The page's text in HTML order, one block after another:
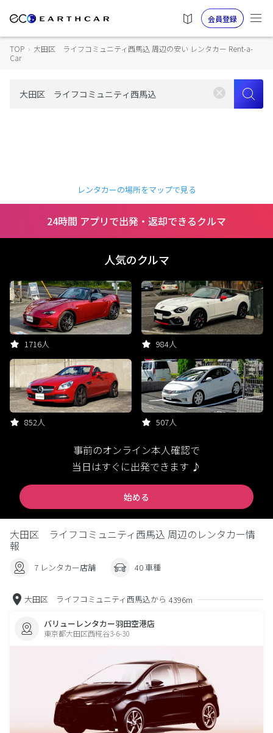
会員登録
TOP › 大田区 ライフコミュニティ西馬込 周辺の安い レンタカー Rent-a-
Car
レンタカーの場所をマップで見る
24時間 アプリで出発・返却できるクルマ
人気のクルマ
1716人 984人
852人 507人
事前のオンライン本人確認で
当日はすぐに出発できます ♪
始める
大田区 ライフコミュニティ西馬込 周辺のレンタカー情
報
7 レンタカー店舗 40 車種
大田区 ライフコミュニティ西馬込から 4396m
バリューレンタカー羽田空港店
東京都大田区西糀谷3-6-30